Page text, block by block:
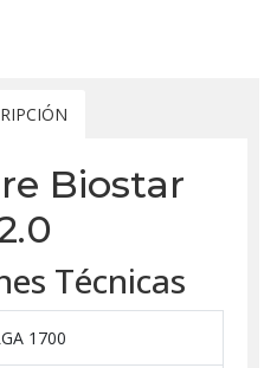
Biostar
Técnicas
1700